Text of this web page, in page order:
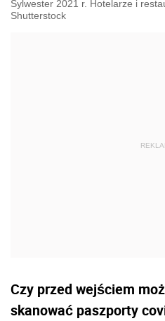
Sylwester 2021 r. Hotelarze i
Shutterstock
Czy przed wejściem
skanować paszporty